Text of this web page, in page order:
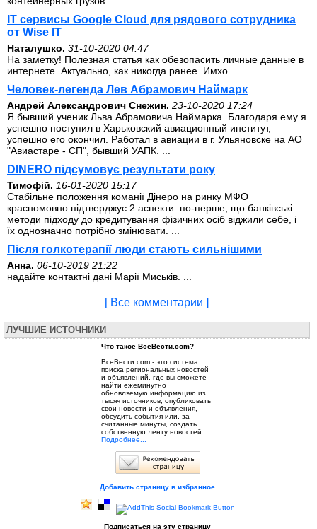
IT сервисы Google Cloud для рядового сотрудника
от Wise IT
Наталушко. 31-10-2020 04:47
На заметку! Полезная статья как обезопасить личные данные в
интернете. Актуально, как никогда ранее. Имхо. ...
Человек-легенда Лев Абрамович Наймарк
Андрей Александрович Снежин. 23-10-2020 17:24
Я бывший ученик Льва Абрамовича Наймарка. Благодаря ему я
успешно поступил в Харьковский авиационный институт,
успешно его окончил. Работал в авиации в г. Ульяновске на АО
"Авиастаре - СП", бывший УАПК. ...
DINERO підсумовує результати року
Тимофій. 16-01-2020 15:17
Стабільне положення команії Дінеро на ринку МФО
красномовно підтверджує 2 аспекти: по-перше, що банківські
методи підходу до кредитування фізичних осіб віджили себе, і
їх однозначно потрібно змінювати. ...
Після голкотерапії люди стають сильнішими
Анна. 06-10-2019 21:22
надайте контактні дані Марії Миськів. ...
[ Все комментарии ]
ЛУЧШИЕ ИСТОЧНИКИ
Что такое ВсеВести.com?
ВсеВести.com - это система
поиска региональных новостей
и объявлений, где вы сможете
найти ежеминутно
обновляемую информацию из
тысяч источников, опубликовать
свои новости и объявления,
обсудить события или, за
считанные минуты, создать
собственную ленту новостей.
Подробнее...
Добавить страницу в избранное
Подписаться на эту страницу